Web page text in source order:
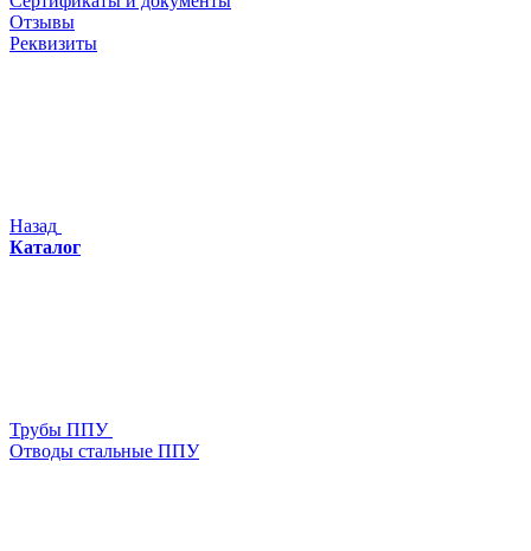
Отзывы
Реквизиты
Назад
Каталог
Трубы ППУ
Отводы стальные ППУ